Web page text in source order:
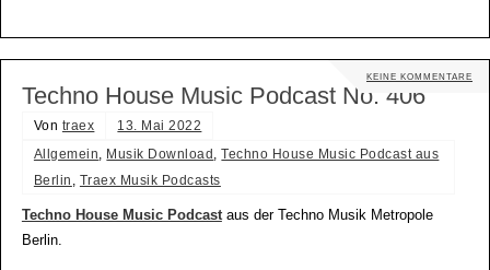
KEINE KOMMENTARE
Techno House Music Podcast No. 406
Von traex
13. Mai 2022
Allgemein, Musik Download,Techno House Music Podcast aus
Berlin , Traex Musik Podcasts
Techno House Music Podcastaus der Techno Musik Metropole
Berlin.